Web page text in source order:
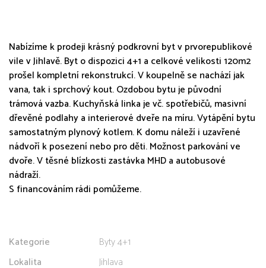
Nabízíme k prodeji krásný podkrovní byt v prvorepublikové
vile v Jihlavě. Byt o dispozici 4+1 a celkové velikosti 120m2
prošel kompletní rekonstrukcí. V koupelně se nachází jak
vana, tak i sprchový kout. Ozdobou bytu je původní
trámová vazba. Kuchyňská linka je vč. spotřebičů, masivní
dřevěné podlahy a interierové dveře na míru. Vytápění bytu
samostatným plynový kotlem. K domu náleží i uzavřené
nádvoří k posezení nebo pro děti. Možnost parkování ve
dvoře. V těsné blízkosti zastávka MHD a autobusové
nádraží.
S financováním rádi pomůžeme.
Kategorie
Byty 4+1
Lokalita
Jihlava